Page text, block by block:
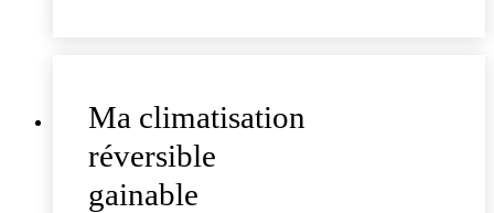
Ma climatisation
réversible
gainable